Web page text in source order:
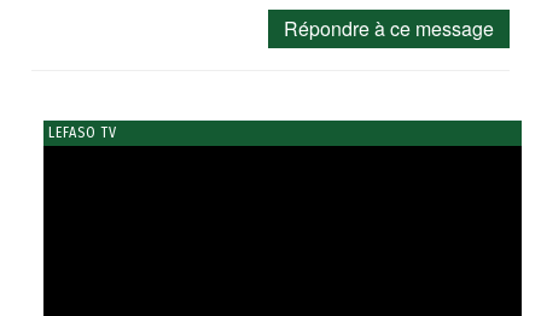
Répondre à ce message
LEFASO TV